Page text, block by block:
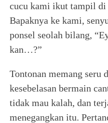
cucu kami ikut tampil
Bapaknya ke kami,
ponsel seolah bilang,
kan…?”
Tontonan memang seru
kesebelasan bermain
tidak mau kalah, dan
menegangkan itu.